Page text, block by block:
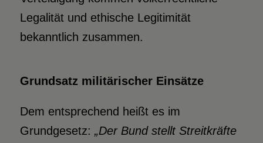
Legalität und ethische Legitimität
bekanntlich zusammen.
Grundsatz militärischer Einsätze
Dem entsprechend heißt es im
Grundgesetz: „Der Bund stellt Streitkräfte